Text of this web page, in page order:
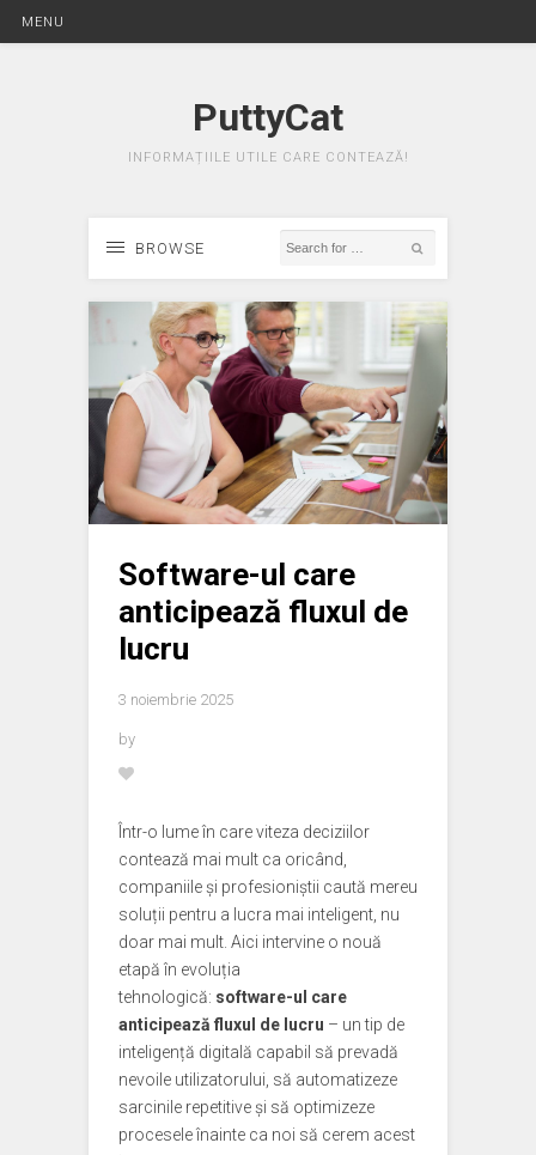
MENU
PuttyCat
INFORMAȚIILE UTILE CARE CONTEAZĂ!
BROWSE
Software-ul care
anticipează fluxul de
lucru
3 noiembrie 2025
by
Într-o lume în care viteza deciziilor
contează mai mult ca oricând,
companiile și profesioniștii caută mereu
soluții pentru a lucra mai inteligent, nu
doar mai mult. Aici intervine o nouă
etapă în evoluția
tehnologică: software-ul care
anticipează fluxul de lucru – un tip de
inteligență digitală capabil să prevadă
nevoile utilizatorului, să automatizeze
sarcinile repetitive și să optimizeze
procesele înainte ca noi să cerem acest